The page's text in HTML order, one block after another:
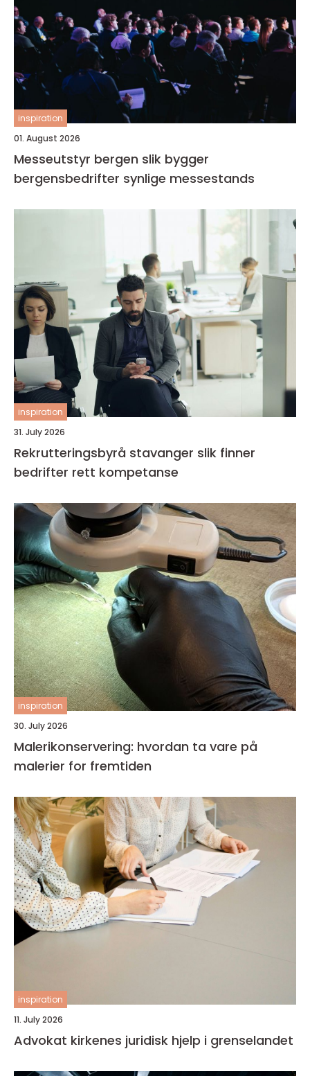
inspiration
01. August 2026
Messeutstyr bergen slik bygger
bergensbedrifter synlige messestands
inspiration
31. July 2026
Rekrutteringsbyrå stavanger slik finner
bedrifter rett kompetanse
inspiration
30. July 2026
Malerikonservering: hvordan ta vare på
malerier for fremtiden
inspiration
11. July 2026
Advokat kirkenes juridisk hjelp i grenselandet